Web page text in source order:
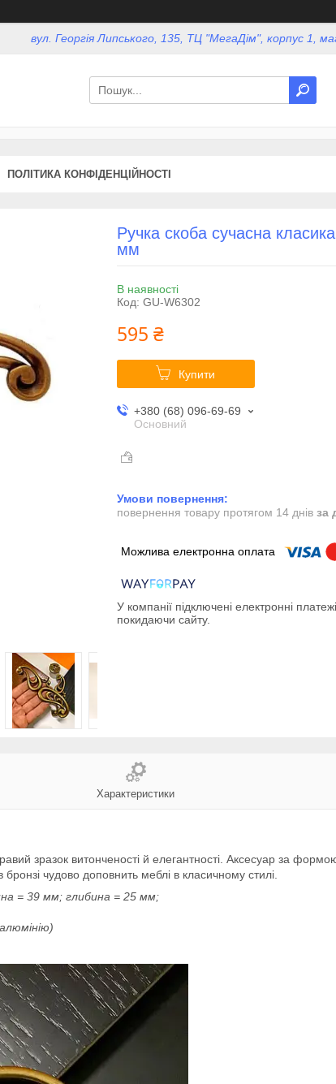
вул. Георгія Липського, 135, ТЦ "МегаДім", корпус 1,
ПОЛІТИКА КОНФІДЕНЦІЙНОСТІ
Ручка скоба сучасна
мм
В наявності
Код: GU-W6302
595 ₴
Купити
+380 (68) 096-69-69
Основний
повернення товару протягом 14 днів за
У компанії підключені електронні
покидаючи сайту.
Характеристики
зразок витонченості й елегантності. Аксесуар за
чудово доповнить меблі в класичному стилі.
= 39 мм; глибина = 25 мм;